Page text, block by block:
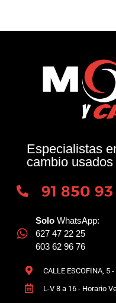
Especialistas
cambio
91 850
Solo WhatsApp:
627 47 22 25
603 62 96 76
CALLE ESCOFINA, 5
L-V 8 a 16 - Horario